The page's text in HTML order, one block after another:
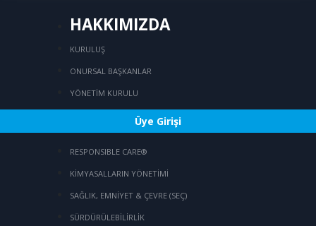
Üye Girişi
HAKKIMIZDA
KURULUŞ
ONURSAL BAŞKANLAR
YÖNETİM KURULU
FAALİYETLER
RESPONSIBLE CARE®
KİMYASALLARIN YÖNETİMİ
SAĞLIK, EMNİYET & ÇEVRE (SEÇ)
SÜRDÜRÜLEBİLİRLİK